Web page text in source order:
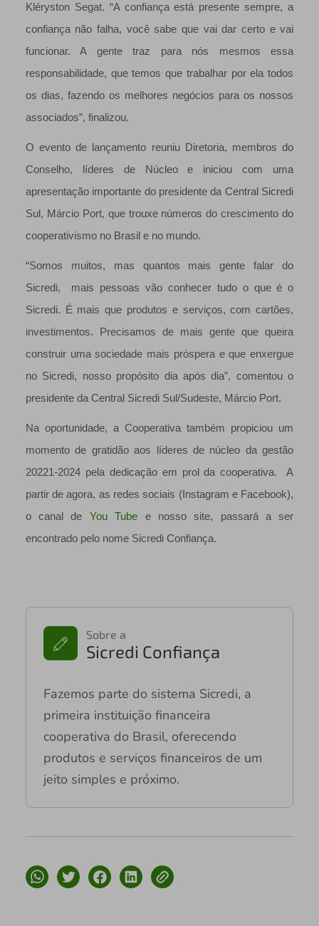
Kléryston Segat. “A confiança está presente sempre, a
confiança não falha, você sabe que vai dar certo e vai
funcionar. A gente traz para nós mesmos essa
responsabilidade, que temos que trabalhar por ela todos
os dias, fazendo os melhores negócios para os nossos
associados”, finalizou.
O evento de lançamento reuniu Diretoria, membros do
Conselho, líderes de Núcleo e iniciou com uma
apresentação importante do presidente da Central Sicredi
Sul, Márcio Port, que trouxe números do crescimento do
cooperativismo no Brasil e no mundo.
“Somos muitos, mas quantos mais gente falar do
Sicredi, mais pessoas vão conhecer tudo o que é o
Sicredi. É mais que produtos e serviços, com cartões,
investimentos. Precisamos de mais gente que queira
construir uma sociedade mais próspera e que enxergue
no Sicredi, nosso propósito dia após dia”, comentou o
presidente da Central Sicredi Sul/Sudeste, Márcio Port.
Na oportunidade, a Cooperativa também propiciou um
momento de gratidão aos líderes de núcleo da gestão
20221-2024 pela dedicação em prol da cooperativa. A
partir de agora, as redes sociais (Instagram e Facebook),
o canal de You Tube e nosso site, passará a ser
encontrado pelo nome Sicredi Confiança.
Sobre a
Sicredi Confiança
Fazemos parte do sistema Sicredi, a
primeira instituição financeira
cooperativa do Brasil, oferecendo
produtos e serviços financeiros de um
jeito simples e próximo.